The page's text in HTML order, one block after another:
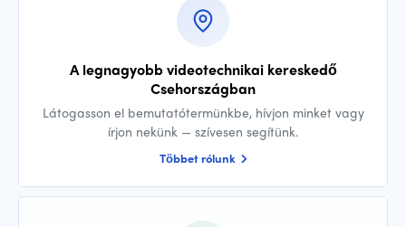
A legnagyobb videotechnikai kereskedő
Csehországban
Látogasson el bemutatótermünkbe, hívjon minket vagy
írjon nekünk — szívesen segítünk.
Többet rólunk